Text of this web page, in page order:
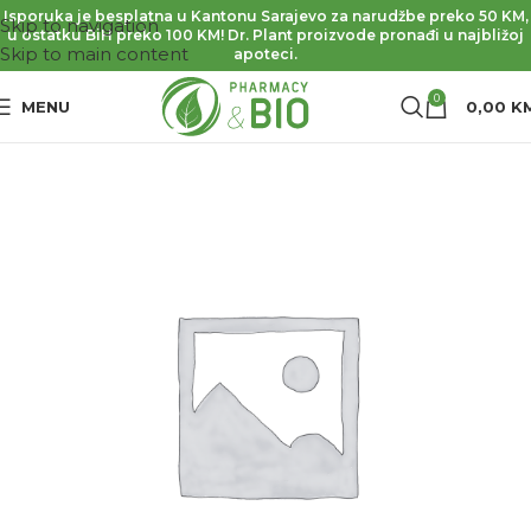
Skip to navigation
Skip to main content
Isporuka je besplatna u Kantonu Sarajevo za narudžbe preko 50 KM,
u ostatku BiH preko 100 KM! Dr. Plant proizvode pronađi u najbližoj
apoteci.
MENU 0 0,00